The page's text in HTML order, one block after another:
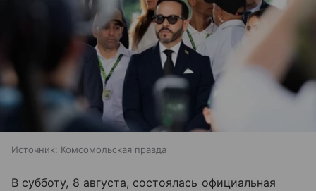
Источник: Комсомольская правда
В субботу, 8 августа, состоялась официальная